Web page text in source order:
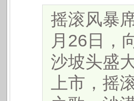
摇滚风暴
月26日，
沙坡头盛
上市，摇